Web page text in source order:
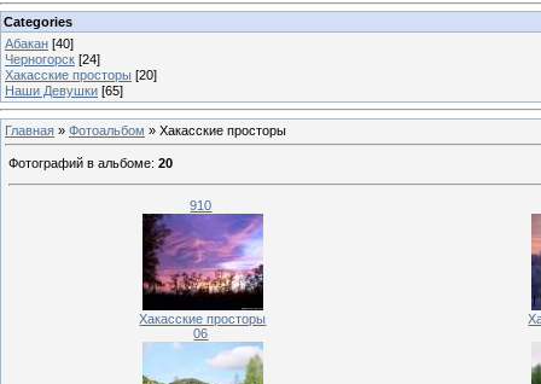
Categories
Абакан [40]
Черногорск [24]
Хакасские просторы [20]
Наши Девушки [65]
Главная » Фотоальбом » Хакасские просторы
Фотографий в альбоме: 20
910
Хакасские просторы
06